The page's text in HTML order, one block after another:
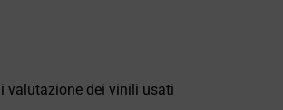
valutazione dei vinili usati